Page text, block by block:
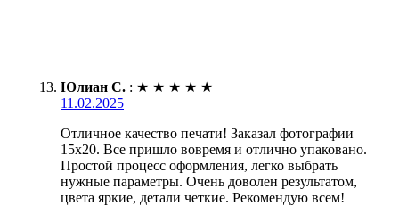
Юлиан С. : ★ ★ ★ ★ ★
11.02.2025
Отличное качество печати! Заказал фотографии
15х20. Все пришло вовремя и отлично упаковано.
Простой процесс оформления, легко выбрать
нужные параметры. Очень доволен результатом,
цвета яркие, детали четкие. Рекомендую всем!